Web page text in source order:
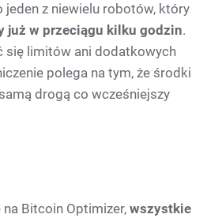
z niewielu robotów, który
już w przeciągu kilku godzin.
się limitów ani dodatkowych
polega na tym, że środki
drogą co wcześniejszy
Bitcoin Optimizer, wszystkie